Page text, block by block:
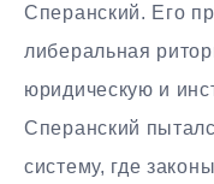
Сперанский. Его
либеральная
юридическую и
Сперанский
систему, где